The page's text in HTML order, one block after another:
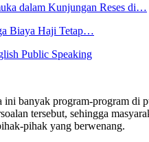
dalam Kunjungan Reses di…
Biaya Haji Tetap…
Public Speaking
banyak program-program di
tersebut, sehingga
pihak yang berwenang.